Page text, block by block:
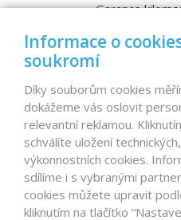
Garance
Dovoz aut na míru
Informace o
soukromí
Díky souborům cookies
dokážeme vás oslovit
relevantní reklamou.
schválíte uložení
výkonnostních cookies.
sdílíme i s vybranými
cookies můžete upravit
kliknutím na tlačítko